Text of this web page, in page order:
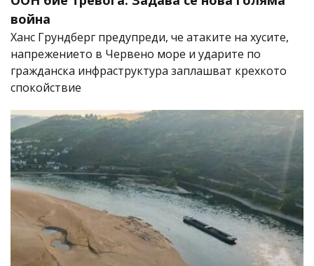
война
Ханс Грундберг предупреди, че атаките на хусите,
напрежението в Червено море и ударите по
гражданска инфраструктура заплашват крехкото
спокойствие